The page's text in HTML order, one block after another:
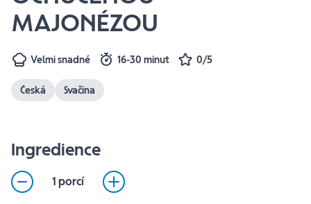
MAJONÉZOU
Velmi snadné 16-30 minut 0/5
Česká Svačina
Ingredience
1 porcí